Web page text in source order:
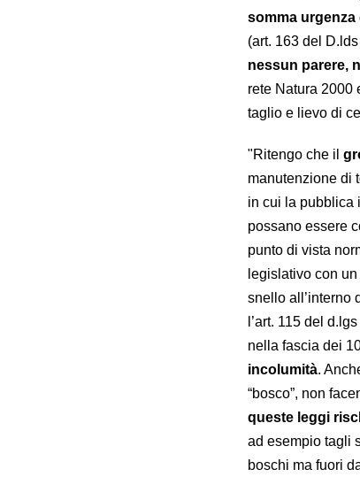
somma urgenza
(art. 163 del
nessun parere,
rete Natura 2000
taglio e lievo di
"Ritengo che il
manutenzione di
in cui la pubblica
possano essere
punto di vista
legislativo con un
snello all’interno
l’art. 115 del
nella fascia dei
incolumità.
“bosco”, non
queste leggi
ad esempio tagli
boschi ma fuori